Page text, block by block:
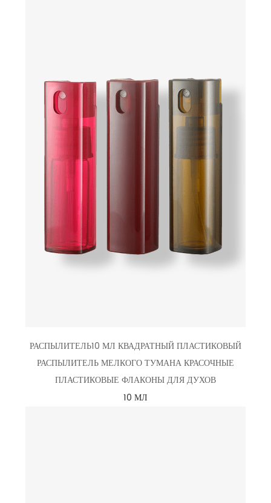
РАСПЫЛИТЕЛЬ10 МЛ КВАДРАТНЫЙ ПЛАСТИКОВЫЙ
РАСПЫЛИТЕЛЬ МЕЛКОГО ТУМАНА КРАСОЧНЫЕ
ПЛАСТИКОВЫЕ ФЛАКОНЫ ДЛЯ ДУХОВ
10 МЛ